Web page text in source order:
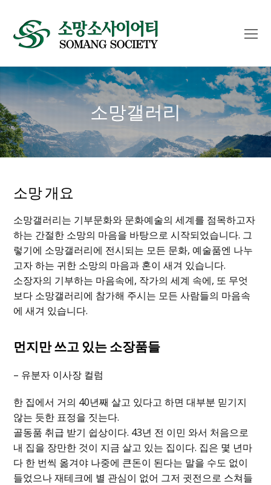
소망갤러리
소망 개요
소망갤러리는 기부문화와 문화예술의 세계를 점목하고자
하는 간절한 소망의 마음을 바탕으로 시작되었습니다. 그
렇기에 소망갤러리에 전시되는 모든 문화, 예술품엔 나누
고자 하는 귀한 소망의 마음과 혼이 새겨 있습니다.
소장자의 기부하는 마음속에, 작가의 세계 속에, 또 무엇
보다 소망갤러리에 참가해 주시는 모든 사람들의 마음속
에 새겨 있습니다.
먼지만 쓰고 있는 소장품들
– 유분자 이사장 컬럼
한 집에서 거의 40년째 살고 있다고 하면 대부분 믿기지
않는 듯한 표정을 짓는다.
골동품 취급 받기 쉽상이다. 43년 전 이민 와서 처음으로
내 집을 장만한 것이 지금 살고 있는 집이다. 집은 몇 년마
다 한 번씩 옮겨야 나중에 큰돈이 된다는 말을 수도 없이
들었으나 재테크에 별 관심이 없어 그저 귓전으로 스쳐들